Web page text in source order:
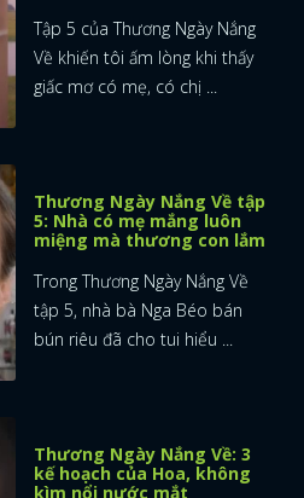
Tập 5 của Thương Ngày Nắng
Về khiến tôi ấm lòng khi thấy
giấc mơ có mẹ, có chị ...
Thương Ngày Nắng Về tập
5: Nhà có mẹ mắng luôn
miệng mà thương con lắm
Trong Thương Ngày Nắng Về
tập 5, nhà bà Nga Béo bán
bún riêu đã cho tui hiểu ...
Thương Ngày Nắng Về: 3
kế hoạch của Hoa, không
kìm nổi nước mắt